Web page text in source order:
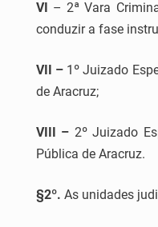
VI – 2ª Vara
conduzir a fase
VII –1º Juizado
de Aracruz;
VIII – 2º Juizado
Pública de Aracruz.
§2º. As unidades